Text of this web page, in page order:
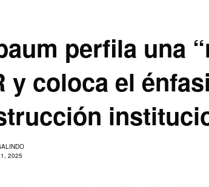
perfila una
y coloca el
2025